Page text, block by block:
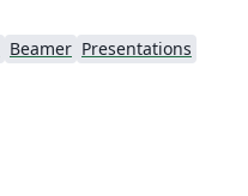
Beamer Presentations